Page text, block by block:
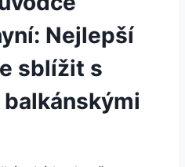
Nejlepší
sblížit s